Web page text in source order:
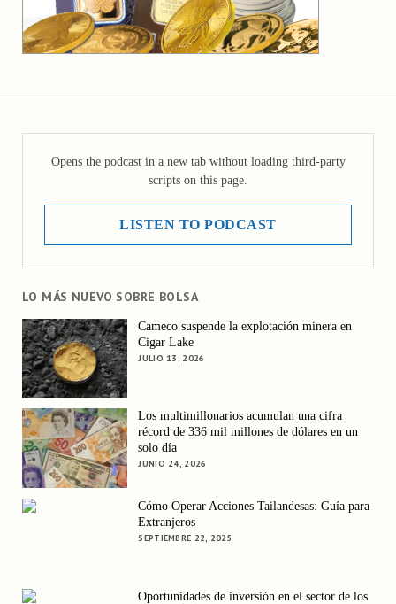
Opens the podcast in a new tab without loading third-party
scripts on this page.
LISTEN TO PODCAST
LO MÁS NUEVO SOBRE BOLSA
Cameco suspende la explotación minera en
Cigar Lake
JULIO 13, 2026
Los multimillonarios acumulan una cifra
récord de 336 mil millones de dólares en un
solo día
JUNIO 24, 2026
Cómo Operar Acciones Tailandesas: Guía para
Extranjeros
SEPTIEMBRE 22, 2025
Oportunidades de inversión en el sector de los